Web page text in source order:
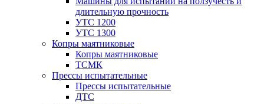
длительную прочность
УТС 1200
УТС 1300
Копры маятниковые
Копры маятниковые
ТСМК
Прессы испытательные
Прессы испытательные
ДТС